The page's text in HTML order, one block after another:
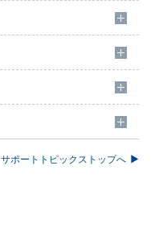
サポートトピックストップへ